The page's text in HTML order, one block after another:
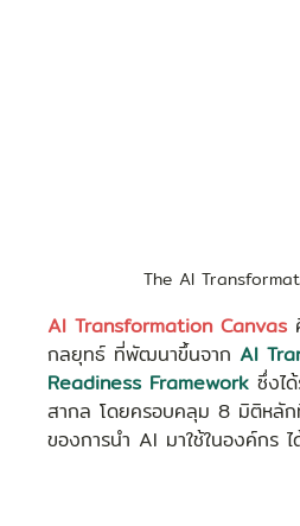
The AI
AI Transformation Canvas
กลยุทธ์ ที่พัฒนาขึ้นจาก AI
Readiness Framework ซึ่งไ
สากล โดยครอบคลุม 8 มิติหลัก
ของการนำ AI มาใช้ในองค์กร ไ